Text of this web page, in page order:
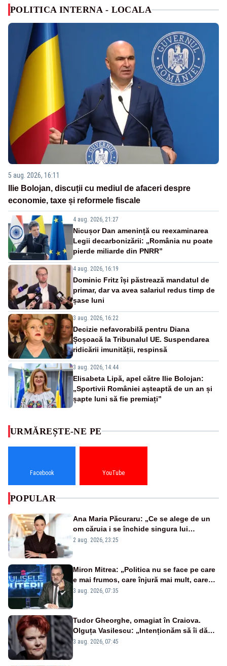
POLITICA INTERNA - LOCALA
5 aug. 2026, 16:11
Ilie Bolojan, discuții cu mediul de afaceri despre
economie, taxe și reformele fiscale
4 aug. 2026, 21:27
Nicușor Dan amenință cu reexaminarea
Legii decarbonizării: „România nu poate
pierde miliarde din PNRR”
4 aug. 2026, 16:19
Dominic Fritz își păstrează mandatul de
primar, dar va avea salariul redus timp de
șase luni
3 aug. 2026, 16:22
Decizie nefavorabilă pentru Diana
Șoșoacă la Tribunalul UE. Suspendarea
ridicării imunității, respinsă
3 aug. 2026, 14:44
Elisabeta Lipă, apel către Ilie Bolojan:
„Sportivii României așteaptă de un an și
șapte luni să fie premiați”
URMĂREȘTE-NE PE
Facebook YouTube
POPULAR
Ana Maria Păcuraru: „Ce se alege de un
om căruia i se închide singura lui
portiță?”
2 aug. 2026, 23:25
Miron Mitrea: „Politica nu se face pe care
e mai frumos, care înjură mai mult, care
țipă mai tare, ci pe proiecte”
3 aug. 2026, 07:35
Tudor Gheorghe, omagiat în Craiova.
Olguța Vasilescu: „Intenționăm să îi dăm
numele lui”
3 aug. 2026, 07:45